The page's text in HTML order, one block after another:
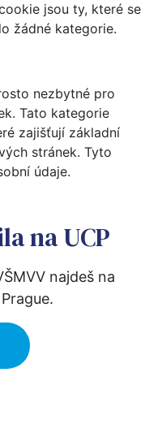
jsou ty, které se
žádné kategorie.
nezbytné pro
Tato kategorie
zajišťují základní
stránek. Tyto
údaje.
na UCP
najdeš na